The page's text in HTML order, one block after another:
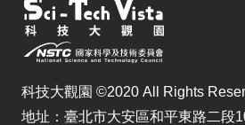
科技大觀園 ©2020 All Rights
地址：臺北市大安區和平東路二段